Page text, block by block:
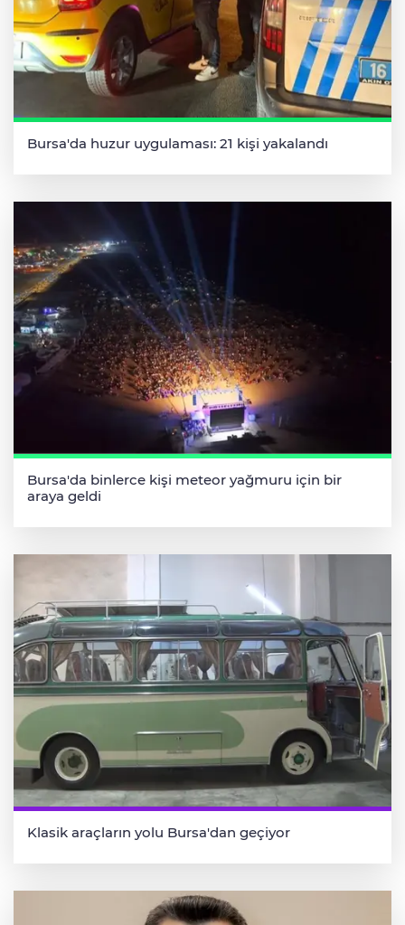
Bursa'da huzur uygulaması: 21 kişi yakalandı
Bursa'da binlerce kişi meteor yağmuru için bir
araya geldi
Klasik araçların yolu Bursa'dan geçiyor